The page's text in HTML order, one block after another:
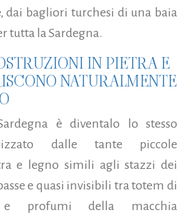
dai bagliori turchesi di una baia
tutta la Sardegna.
IN PIETRA E
NATURALMENTE
è diventalo lo stesso
dalle tante piccole
e legno simili agli stazzi dei
e quasi invisibili tra totem di
profumi della macchia